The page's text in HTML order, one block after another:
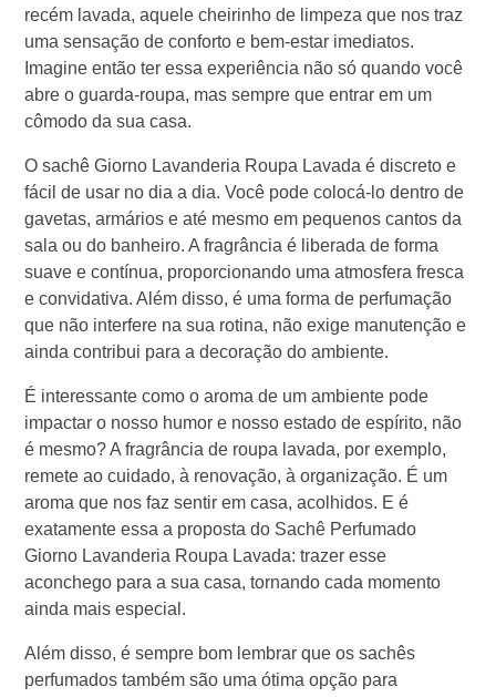
recém lavada, aquele cheirinho de limpeza que nos traz
uma sensação de conforto e bem-estar imediatos.
Imagine então ter essa experiência não só quando você
abre o guarda-roupa, mas sempre que entrar em um
cômodo da sua casa.
O sachê Giorno Lavanderia Roupa Lavada é discreto e
fácil de usar no dia a dia. Você pode colocá-lo dentro de
gavetas, armários e até mesmo em pequenos cantos da
sala ou do banheiro. A fragrância é liberada de forma
suave e contínua, proporcionando uma atmosfera fresca
e convidativa. Além disso, é uma forma de perfumação
que não interfere na sua rotina, não exige manutenção e
ainda contribui para a decoração do ambiente.
É interessante como o aroma de um ambiente pode
impactar o nosso humor e nosso estado de espírito, não
é mesmo? A fragrância de roupa lavada, por exemplo,
remete ao cuidado, à renovação, à organização. É um
aroma que nos faz sentir em casa, acolhidos. E é
exatamente essa a proposta do Sachê Perfumado
Giorno Lavanderia Roupa Lavada: trazer esse
aconchego para a sua casa, tornando cada momento
ainda mais especial.
Além disso, é sempre bom lembrar que os sachês
perfumados também são uma ótima opção para